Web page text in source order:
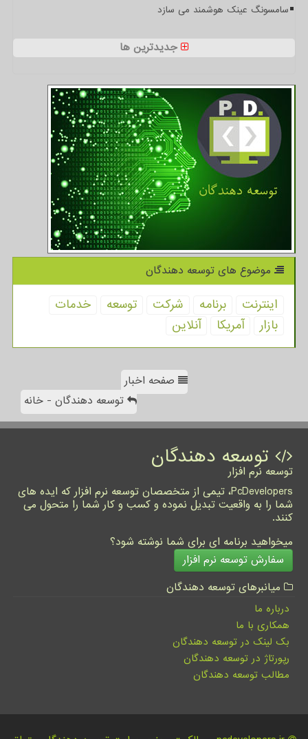
سامسونگ عینک هوشمند می سازد
جدیدترین ها
موضوع های توسعه دهندگان
اینترنت برنامه شركت توسعه
خدمات
بازار
آمریكا آنلاین
صفحه اخبار
توسعه دهندگان - خانه
توسعه دهندگان
توسعه نرم افزار
PcDevelopers، تیمی از متخصصان توسعه نرم افزار که ایده های
شما را به واقعیت تبدیل نموده و کسب و کار شما را متحول می
کنند.
میخواهید برنامه ای برای شما نوشته شود؟
سفارش توسعه نرم افزار
میانبرهای توسعه دهندگان
درباره ما
همکاری با ما
بک لینک در توسعه دهندگان
رپورتاژ در توسعه دهندگان
مطالب توسعه دهندگان